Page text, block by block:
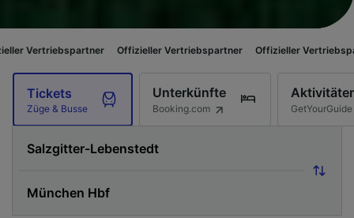
Offizieller Vertriebspartner Offizieller Vertriebspartner
Tickets
Züge & Busse
Unterkünfte
Booking.com GetYourGuide